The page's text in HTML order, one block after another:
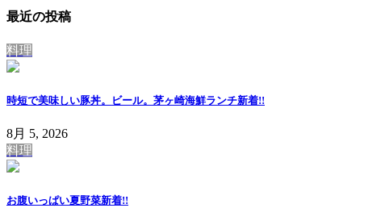
最近の投稿
料理
時短で美味しい豚丼。ビール。茅ヶ崎海鮮ランチ新着!!
8月 5, 2026
料理
お腹いっぱい夏野菜新着!!